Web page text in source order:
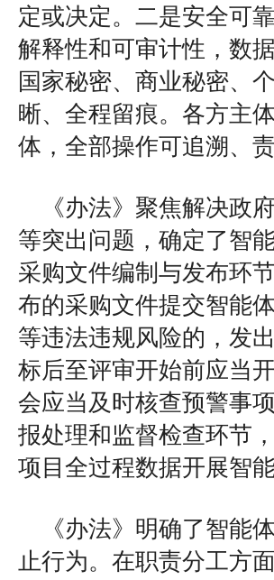
定或决定。二是安全可
解释性和可审计性，数
国家秘密、商业秘密、
晰、全程留痕。各方主
体，全部操作可追溯、责
《办法》聚焦解决政
等突出问题，确定了智
采购文件编制与发布环
布的采购文件提交智能
等违法违规风险的，发
标后至评审开始前应当
会应当及时核查预警事
报处理和监督检查环节
项目全过程数据开展智能
《办法》明确了智能
止行为。在职责分工方